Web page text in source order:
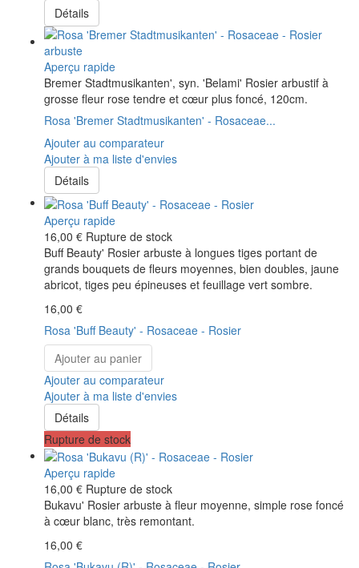
Détails
Aperçu rapide
Bremer Stadtmusikanten', syn. 'Belami' Rosier arbustif à
grosse fleur rose tendre et cœur plus foncé, 120cm.
Rosa 'Bremer Stadtmusikanten' - Rosaceae...
Ajouter au comparateur
Ajouter à ma liste d'envies
Détails
Aperçu rapide
16,00 € Rupture de stock
Buff Beauty' Rosier arbuste à longues tiges portant de
grands bouquets de fleurs moyennes, bien doubles, jaune
abricot, tiges peu épineuses et feuillage vert sombre.
16,00 €
Rosa 'Buff Beauty' - Rosaceae - Rosier
Ajouter au panier
Ajouter au comparateur
Ajouter à ma liste d'envies
Détails
Rupture de stock
Aperçu rapide
16,00 € Rupture de stock
Bukavu' Rosier arbuste à fleur moyenne, simple rose foncé
à cœur blanc, très remontant.
16,00 €